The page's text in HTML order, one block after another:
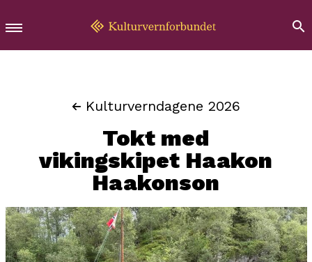
Kulturverndagene 2026
Tokt med
vikingskipet Haakon
Haakonson